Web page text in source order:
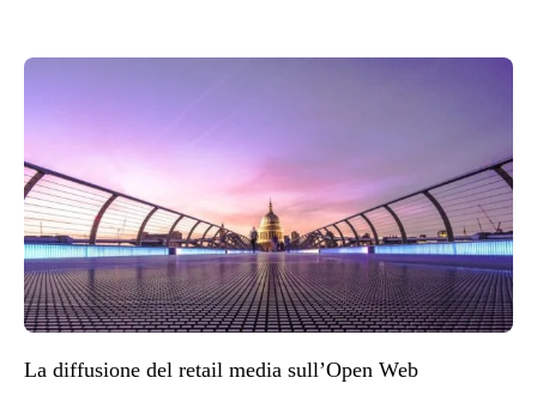
La diffusione del retail media sull’Open Web